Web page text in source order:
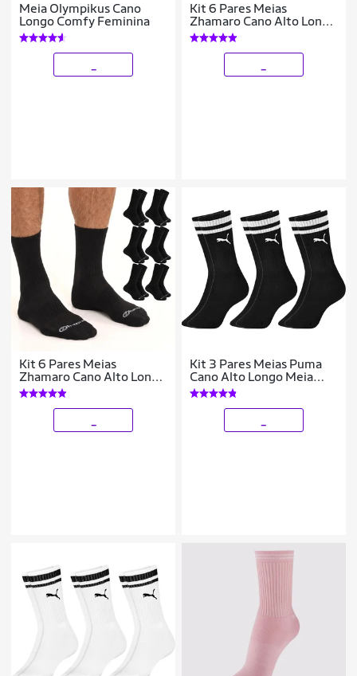
Meia Olympikus Cano
Longo Comfy Feminina
Kit 6 Pares Meias
Zhamaro Cano Alto Longo
Algodão Atoalhada
Masculina Feminina
Esportiva Confortável
Kit 6 Pares Meias
Zhamaro Cano Alto Longo
Algodão Atoalhada
Masculina Feminina
Esportiva Confortável
Kit 3 Pares Meias Puma
Cano Alto Longo Meia
Masculina Atoalhada
Adulto Original